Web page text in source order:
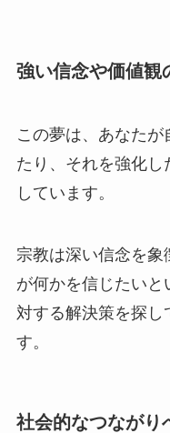
強い信念や価値観
この夢は、あなたが
たり、それを強化
しています。
宗教は深い信念を象
が何かを信じたいと
対する解決策を探し
す。
社会的なつながり